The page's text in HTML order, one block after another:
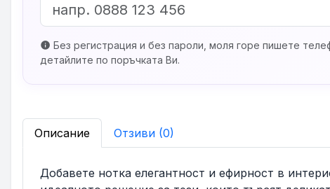
info Без регистрация и без пароли, моля горе пишете
детайлите по поръчката Ви.
Описание Отзиви (0)
Добавете нотка елегантност и ефирност в